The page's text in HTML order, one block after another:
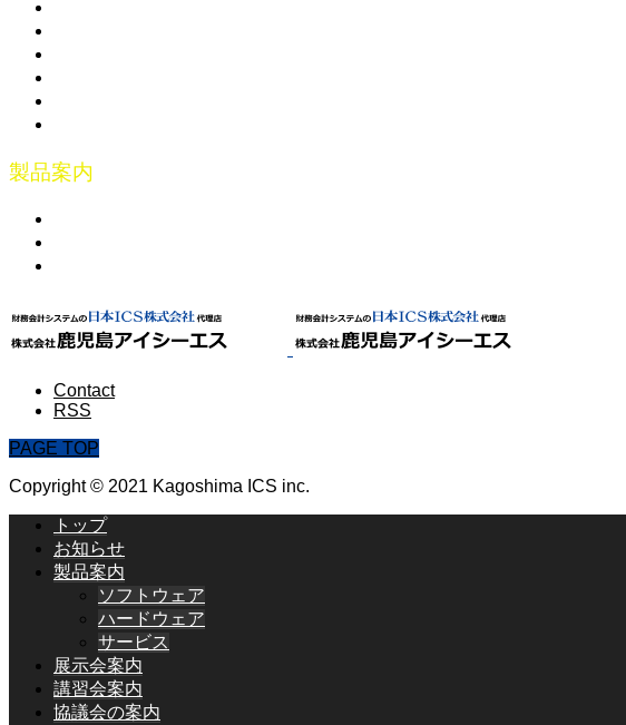
製品案内
Contact
RSS
PAGE TOP
Copyright © 2021 Kagoshima ICS inc.
トップ
お知らせ
製品案内
ソフトウェア
ハードウェア
サービス
展示会案内
講習会案内
協議会の案内